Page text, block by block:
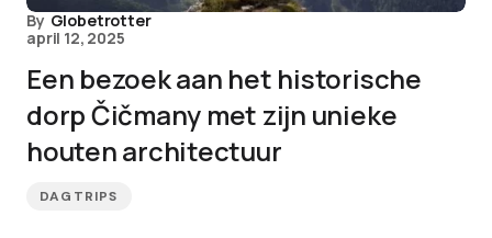
By Globetrotter
april 12, 2025
Een bezoek aan het historische
dorp Čičmany met zijn unieke
houten architectuur
DAGTRIPS